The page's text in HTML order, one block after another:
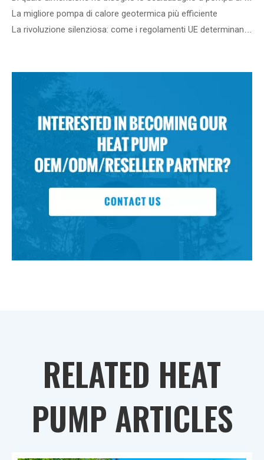
La migliore pompa di calore geotermica più efficiente
RELATED HEAT
PUMP ARTICLES